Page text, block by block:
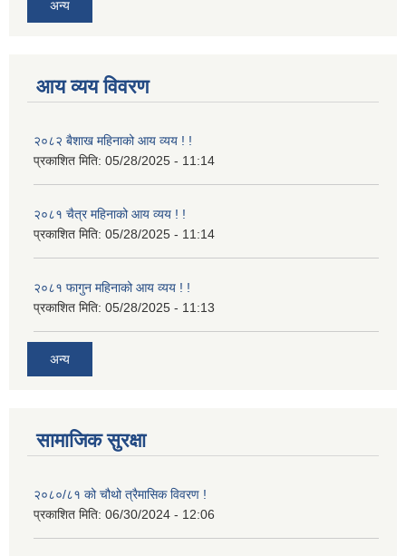
अन्य
आय व्यय विवरण
२०८२ बैशाख महिनाको आय व्यय ! !
प्रकाशित मिति: 05/28/2025 - 11:14
२०८१ चैत्र महिनाको आय व्यय ! !
प्रकाशित मिति: 05/28/2025 - 11:14
२०८१ फागुन महिनाको आय व्यय ! !
प्रकाशित मिति: 05/28/2025 - 11:13
अन्य
सामाजिक सुरक्षा
२०८०/८१ को चौथो त्रैमासिक विवरण !
प्रकाशित मिति: 06/30/2024 - 12:06